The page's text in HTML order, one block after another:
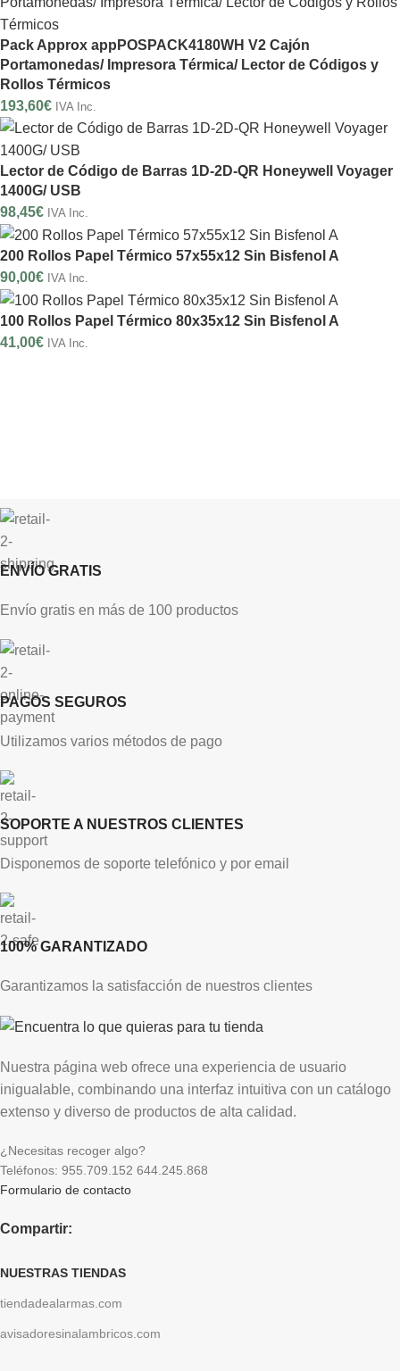
Pack Approx appPOSPACK4180WH V2 Cajón
Portamonedas/ Impresora Térmica/ Lector de Códigos y
Rollos Térmicos
193,60€ IVA Inc.
Lector de Código de Barras 1D-2D-QR Honeywell Voyager
1400G/ USB
98,45€ IVA Inc.
200 Rollos Papel Térmico 57x55x12 Sin Bisfenol A
90,00€ IVA Inc.
100 Rollos Papel Térmico 80x35x12 Sin Bisfenol A
41,00€ IVA Inc.
ENVÍO GRATIS
Envío gratis en más de 100 productos
PAGOS SEGUROS
Utilizamos varios métodos de pago
SOPORTE A NUESTROS CLIENTES
Disponemos de soporte telefónico y por email
100% GARANTIZADO
Garantizamos la satisfacción de nuestros clientes
Nuestra página web ofrece una experiencia de usuario
inigualable, combinando una interfaz intuitiva con un catálogo
extenso y diverso de productos de alta calidad.
¿Necesitas recoger algo?
Teléfonos: 955.709.152 644.245.868
Formulario de contacto
Compartir:
NUESTRAS TIENDAS
tiendadealarmas.com
avisadoresinalambricos.com